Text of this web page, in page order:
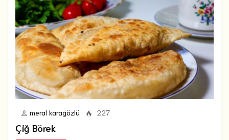
meral karagözlü 227
Çiğ Börek